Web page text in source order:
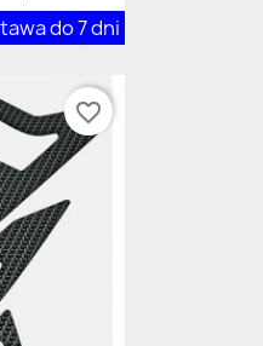
do 7 dni
favorite_border